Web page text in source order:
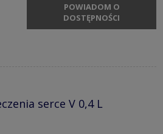
POWIADOM O
DOSTĘPNOŚCI
serce V 0,4 L